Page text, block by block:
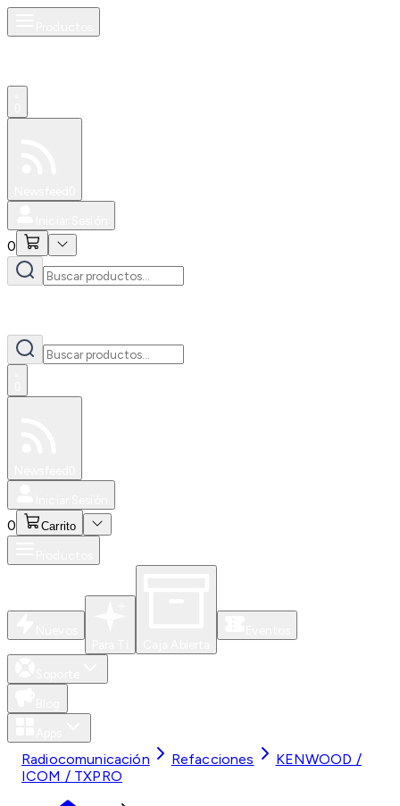
0
0 Carrito
Radiocomunicación Refacciones
KENWOOD /
ICOM / TXPRO